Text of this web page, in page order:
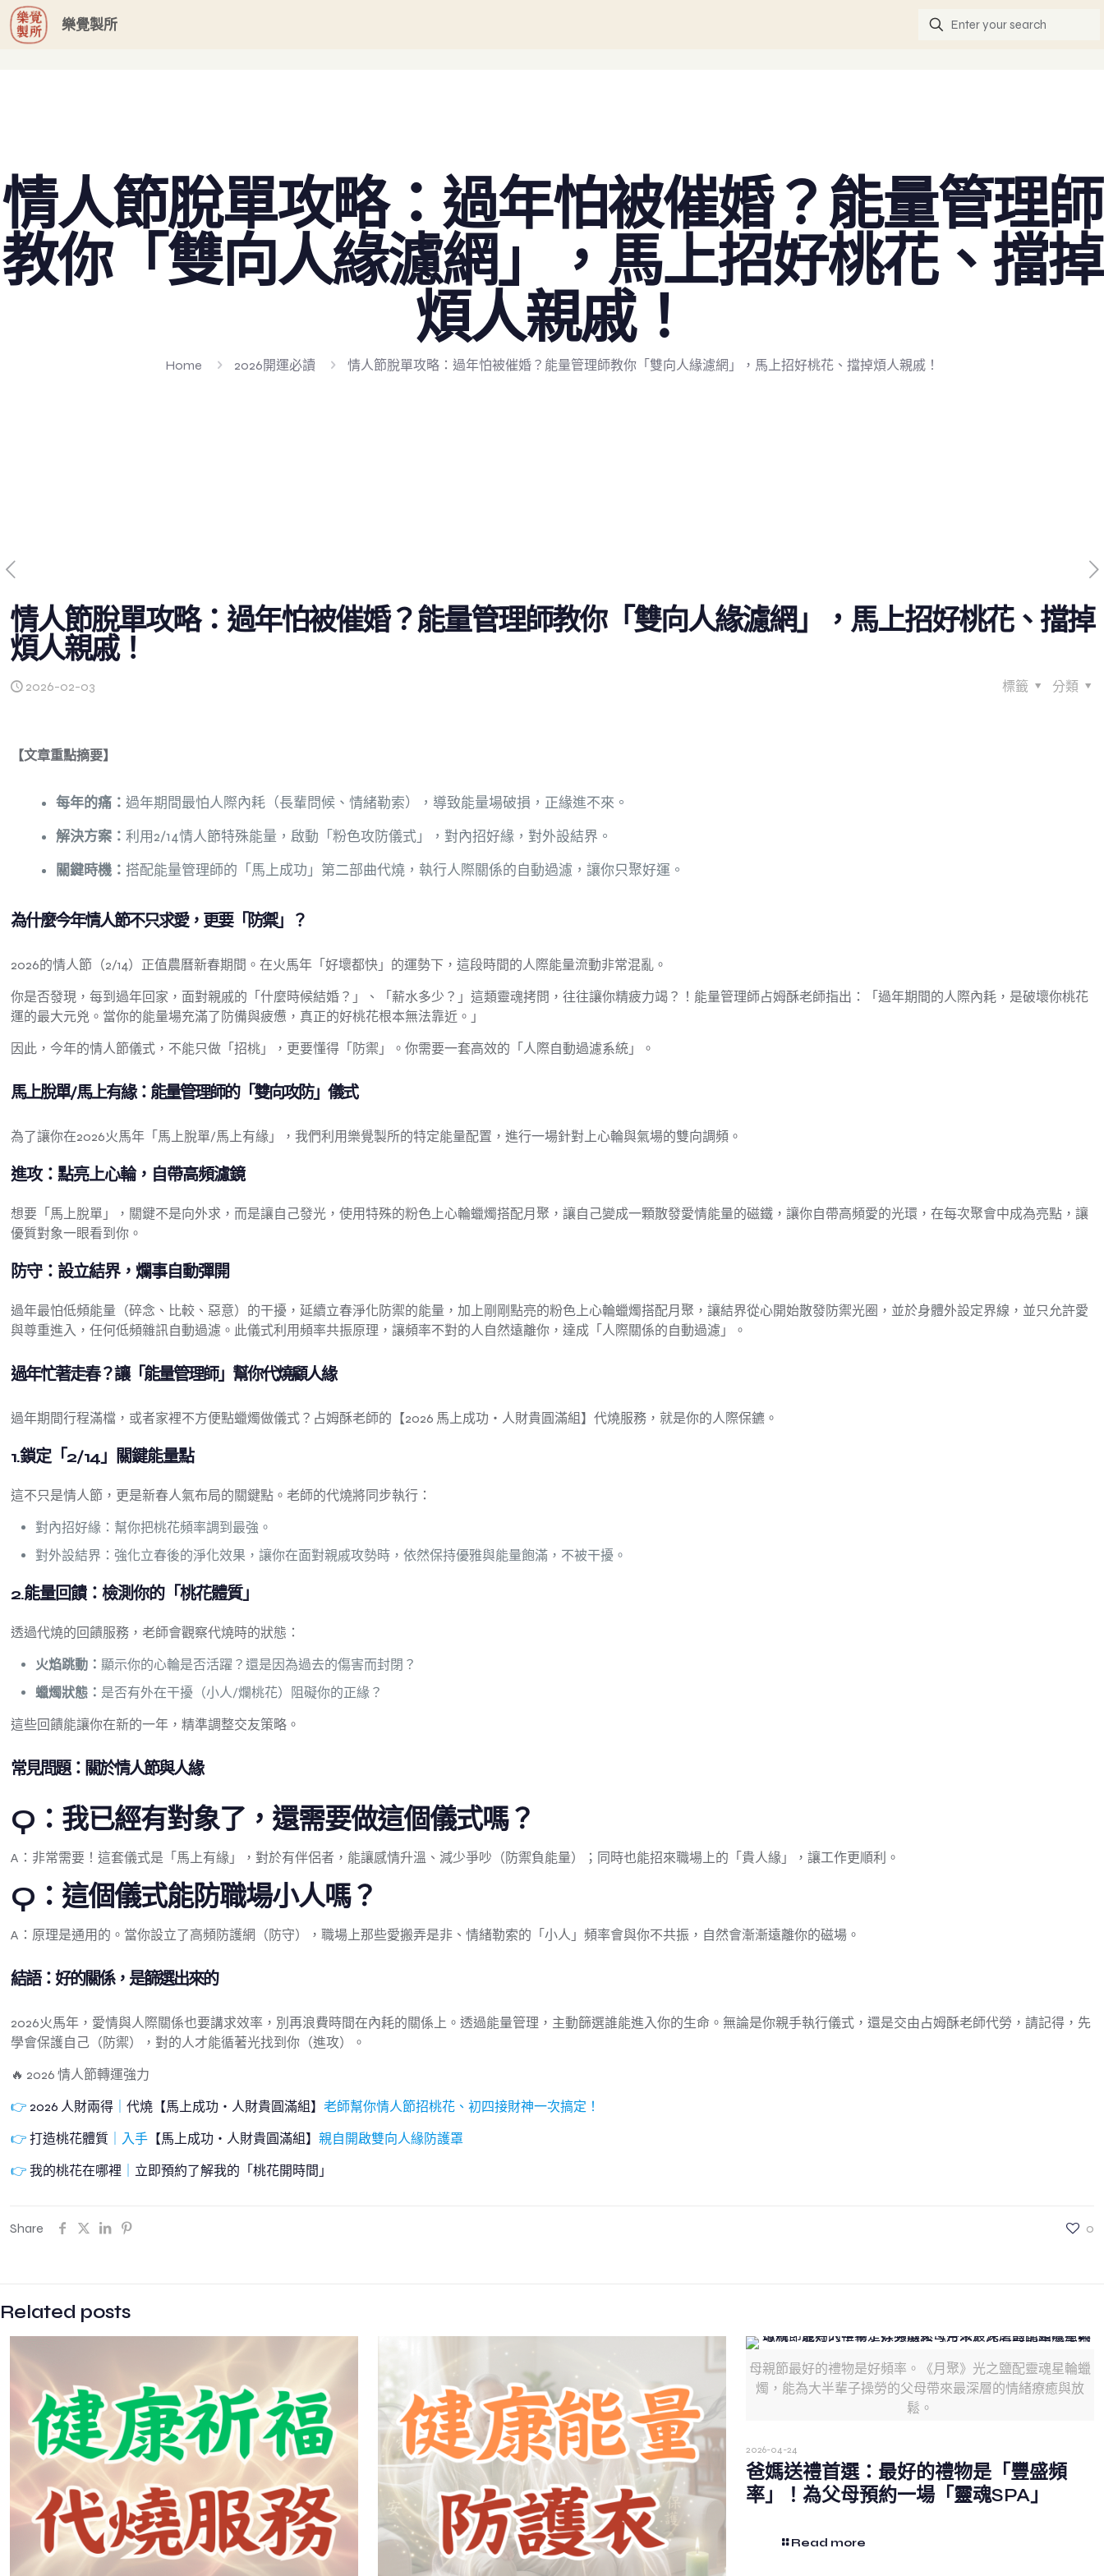
G-GHF9TLS5W3
樂覺製所
情人節脫單攻略：過年怕被催婚？能量管理師
教你「雙向人緣濾網」，馬上招好桃花、擋掉
煩人親戚！
Home 2026開運必讀 情人節脫單攻略：過年怕被催婚？能量管理師教你「雙向人緣濾網」，馬上招好桃花、擋掉煩人親戚！
情人節脫單攻略：過年怕被催婚？能量管理師教你「雙向人緣濾網」，馬上招好桃花、擋掉
煩人親戚！
2026-02-03 分類
標籤
【文章重點摘要】
每年的痛 ：過年期間最怕人際內耗（長輩問候、情緒勒索），導致能量場破損，正緣進不來。
解決方案 ：利用2/14情人節特殊能量，啟動「粉色攻防儀式」，對內招好緣，對外設結界。
關鍵時機 ：搭配能量管理師的「馬上成功」第二部曲代燒，執行人際關係的自動過濾，讓你只聚好運。
為什麼今年情人節不只求愛，更要「防禦」？
2026的情人節（2/14）正值農曆新春期間。在火馬年「好壞都快」的運勢下，這段時間的人際能量流動非常混亂。
你是否發現，每到過年回家，面對親戚的「什麼時候結婚？」、「薪水多少？」這類靈魂拷問，往往讓你精疲力竭？！能量管理師占姆酥老師指出：「過年期間的人際內耗，是破壞你桃花
運的最大元兇。當你的能量場充滿了防備與疲憊，真正的好桃花根本無法靠近。」
因此，今年的情人節儀式，不能只做「招桃」，更要懂得「防禦」。你需要一套高效的「人際自動過濾系統」。
馬上脫單/馬上有緣：能量管理師的「雙向攻防」儀式
為了讓你在2026火馬年「馬上脫單/馬上有緣」，我們利用樂覺製所的特定能量配置，進行一場針對上心輪與氣場的雙向調頻。
進攻：點亮上心輪，自帶高頻濾鏡
想要「馬上脫單」，關鍵不是向外求，而是讓自己發光，使用特殊的粉色上心輪蠟燭搭配月聚，讓自己變成一顆散發愛情能量的磁鐵，讓你自帶高頻愛的光環，在每次聚會中成為亮點，讓
優質對象一眼看到你。
防守：設立結界，爛事自動彈開
過年最怕低頻能量（碎念、比較、惡意）的干擾，延續立春淨化防禦的能量，加上剛剛點亮的粉色上心輪蠟燭搭配月聚，讓結界從心開始散發防禦光圈，並於身體外設定界線，並只允許愛
與尊重進入，任何低頻雜訊自動過濾。此儀式利用頻率共振原理，讓頻率不對的人自然遠離你，達成「人際關係的自動過濾」。
過年忙著走春？讓「能量管理師」幫你代燒顧人緣
過年期間行程滿檔，或者家裡不方便點蠟燭做儀式？占姆酥老師的【2026 馬上成功・人財貴圓滿組】代燒服務，就是你的人際保鑣。
1.鎖定「2/14」關鍵能量點
這不只是情人節，更是新春人氣布局的關鍵點。老師的代燒將同步執行：
對內招好緣：幫你把桃花頻率調到最強。
對外設結界：強化立春後的淨化效果，讓你在面對親戚攻勢時，依然保持優雅與能量飽滿，不被干擾。
2.能量回饋：檢測你的「桃花體質」
透過代燒的回饋服務，老師會觀察代燒時的狀態：
火焰跳動 ： 顯示你的心輪是否活躍？還是因為過去的傷害而封閉？
蠟燭狀態： 是否有外在干擾（小人/爛桃花）阻礙你的正緣？
這些回饋能讓你在新的一年，精準調整交友策略。
常見問題：關於情人節與人緣
Q：我已經有對象了，還需要做這個儀式嗎？
A：非常需要！這套儀式是「馬上有緣」，對於有伴侶者，能讓感情升溫、減少爭吵（防禦負能量）；同時也能招來職場上的「貴人緣」，讓工作更順利。
Q：這個儀式能防職場小人嗎？
A：原理是通用的。當你設立了高頻防護網（防守），職場上那些愛搬弄是非、情緒勒索的「小人」頻率會與你不共振，自然會漸漸遠離你的磁場。
結語：好的關係，是篩選出來的
2026火馬年，愛情與人際關係也要講求效率，別再浪費時間在內耗的關係上。透過能量管理，主動篩選誰能進入你的生命。無論是你親手執行儀式，還是交由占姆酥老師代勞，請記得，先
學會保護自己（防禦），對的人才能循著光找到你（進攻）。
🔥 2026 情人節轉運強力
👉 2026 人財兩得 ｜代燒【馬上成功・人財貴圓滿組】老師幫你情人節招桃花、初四接財神一次搞定！
👉打造桃花體質 ｜入手 【馬上成功・人財貴圓滿組】親自開啟雙向人緣防護罩
👉我的桃花在哪裡 立即預約了解我的「桃花開時間」
Share 0
Related posts
母親節最好的禮物是好頻率。《月聚》光之鹽配靈魂星輪蠟
燭，能為大半輩子操勞的父母帶來最深層的情緒療癒與放
鬆。
2026-04-24
爸媽送禮首選：最好的禮物是「豐盛頻
率」！為父母預約一場「靈魂SPA」
Read more